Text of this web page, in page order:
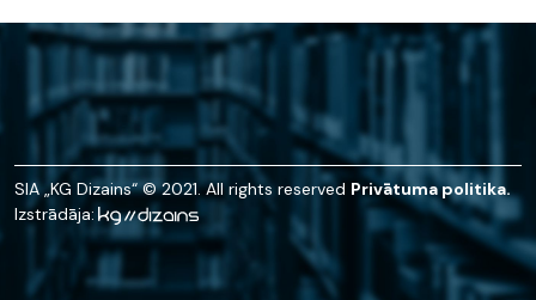
SIA „KG Dizains“ © 2021. All rights reserved Privātuma politika.
Izstrādāja: